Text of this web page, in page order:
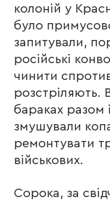
колоній у
було
запитували,
російські
чинити
розстріляють.
бараках разом
змушували
ремонтувати
військових.
Сорока, за